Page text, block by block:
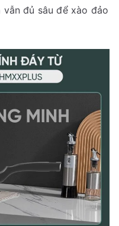
đủ sâu để xào đảo